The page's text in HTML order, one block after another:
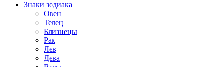
Знаки зодиака
Овен
Телец
Близнецы
Рак
Лев
Дева